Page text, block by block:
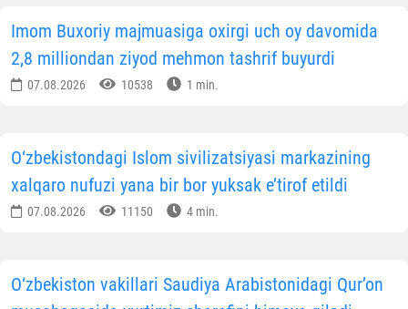
Imom Buxoriy majmuasiga oxirgi uch oy davomida
2,8 milliondan ziyod mehmon tashrif buyurdi
07.08.2026 10538 1 min.
O‘zbekistondagi Islom sivilizatsiyasi markazining
xalqaro nufuzi yana bir bor yuksak e’tirof etildi
07.08.2026 11150 4 min.
O‘zbekiston vakillari Saudiya Arabistonidagi Qur’on